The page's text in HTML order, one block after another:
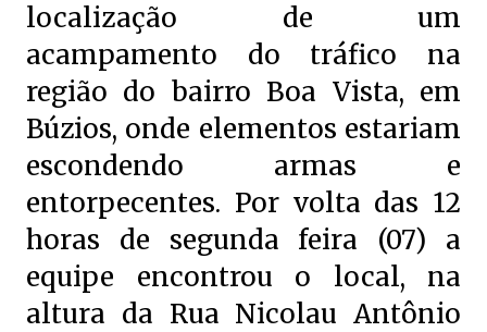
localização de um
acampamento do tráfico na
região do bairro Boa Vista, em
Búzios, onde elementos estariam
escondendo armas e
entorpecentes. Por volta das 12
horas de segunda feira (07) a
equipe encontrou o local, na
altura da Rua Nicolau Antônio